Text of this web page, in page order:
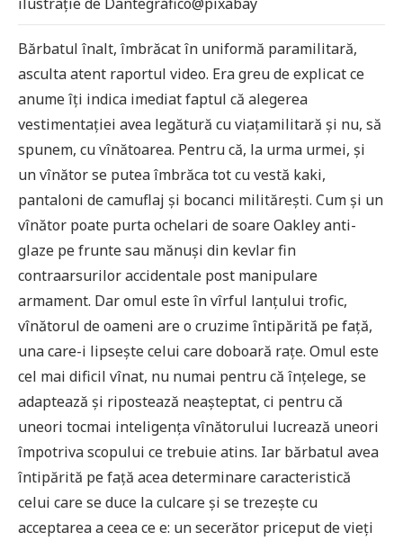
Bărbatul înalt, îmbrăcat în uniformă paramilitară,
asculta atent raportul video. Era greu de explicat ce
anume îți indica imediat faptul că alegerea
vestimentației avea legătură cu viațamilitară și nu, să
spunem, cu vînătoarea. Pentru că, la urma urmei, și
un vînător se putea îmbrăca tot cu vestă kaki,
pantaloni de camuflaj și bocanci militărești. Cum și un
vînător poate purta ochelari de soare Oakley anti-
glaze pe frunte sau mănuși din kevlar fin
contraarsurilor accidentale post manipulare
armament. Dar omul este în vîrful lanțului trofic,
vînătorul de oameni are o cruzime întipărită pe față,
una care-i lipsește celui care doboară rațe. Omul este
cel mai dificil vînat, nu numai pentru că înțelege, se
adaptează și ripostează neașteptat, ci pentru că
uneori tocmai inteligența vînătorului lucrează uneori
împotriva scopului ce trebuie atins. Iar bărbatul avea
întipărită pe față acea determinare caracteristică
celui care se duce la culcare și se trezește cu
acceptarea a ceea ce e: un secerător priceput de vieți